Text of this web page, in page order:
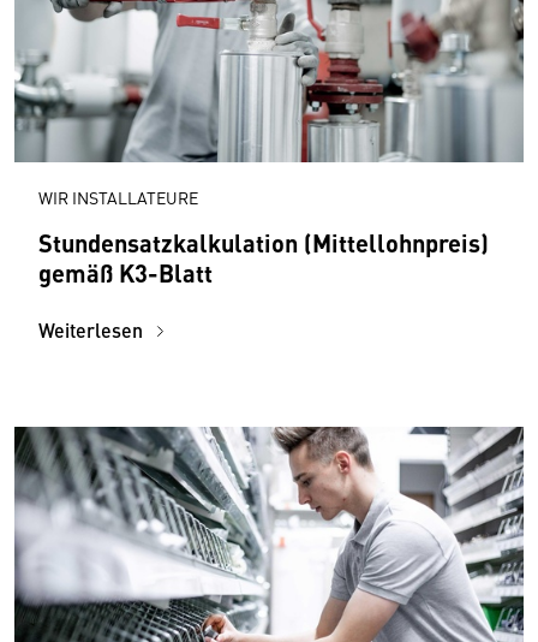
WIR INSTALLATEURE
Stundensatzkalkulation (Mittellohnpreis)
gemäß K3-Blatt
Weiterlesen